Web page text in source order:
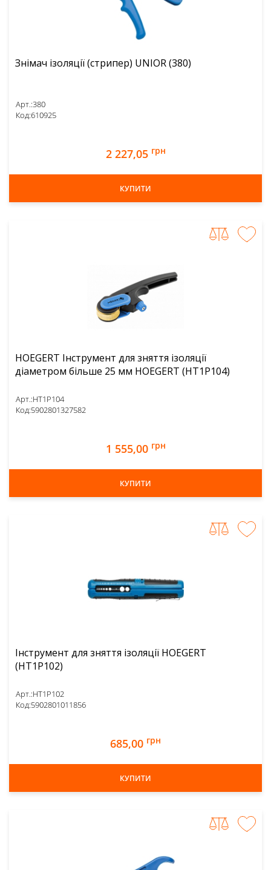
Знімач ізоляції (стрипер) UNIOR (380)
Арт.:380
Код:610925
2 227,05 грн
КУПИТИ
HOEGERT Інструмент для зняття ізоляції
діаметром більше 25 мм HOEGERT (HT1P104)
Арт.:HT1P104
Код:5902801327582
1 555,00 грн
КУПИТИ
Інструмент для зняття ізоляції HOEGERT
(HT1P102)
Арт.:HT1P102
Код:5902801011856
685,00 грн
КУПИТИ